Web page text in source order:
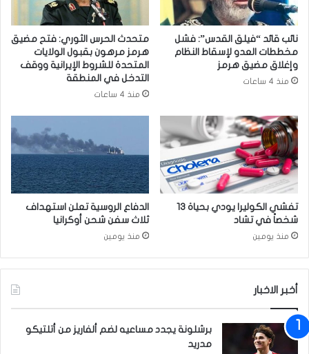
ي
ي
ل
ف
ا
ل
ا
ش
ف
خ
ط
م
ل
ا
ل
م
ك
ت
ب
ي
نائب قائد “فيلق القدس”: فشل
مخططات العدو لإسقاط النظام
وإغلاق مضيق هرمز
منذ 4 ساعات
متحدث الحرس الثوري: فتح مضيق
هرمز مرهون بقبول الولايات
المتحدة للشروط الإيرانية ووقف
التدخل في المنطقة
منذ 4 ساعات
تفشي الكوليرا يودي بحياة 13
شخصاً في تشاد
منذ يومين
الدفاع الروسية تعلن استهداف
ثلاث سفن شحن أوكرانيا
منذ يومين
أخبر الاخبار
برشلونة يجدد مساعيه لضم ألفاريز من أتلتيكو
مدريد